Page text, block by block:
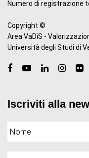
Numero di registrazione
Copyright ©
Area VaDiS -
Università degli Studi di
Iscriviti alla